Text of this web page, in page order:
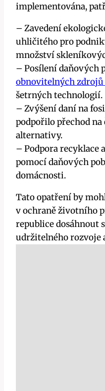
implementována,
– Zavedení
uhličitého pro
množství
– Posílení daňových
obnovitelných zdrojů
šetrných technologií.
– Zvýšení daní na
podpořilo přechod
alternativy.
– Podpora recyklace
pomocí daňových
domácnosti.
Tato opatření by
v ochraně životního
republice dosáhnout
udržitelného rozvoje